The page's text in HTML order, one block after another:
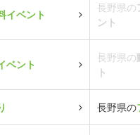
イベント
長野県の
ント
ベント
長野県の
ト
長野県の